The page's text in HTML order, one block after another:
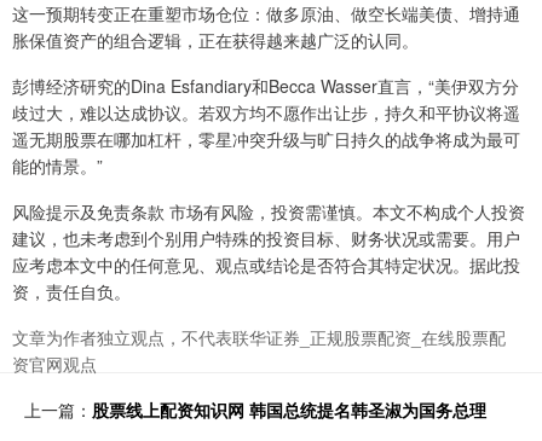
这一预期转变正在重塑市场仓位：做多原油、做空长端美债、增持通
胀保值资产的组合逻辑，正在获得越来越广泛的认同。
彭博经济研究的Dina Esfandiary和Becca Wasser直言，“美伊双方分
歧过大，难以达成协议。若双方均不愿作出让步，持久和平协议将遥
遥无期股票在哪加杠杆，零星冲突升级与旷日持久的战争将成为最可
能的情景。”
风险提示及免责条款 市场有风险，投资需谨慎。本文不构成个人投资
建议，也未考虑到个别用户特殊的投资目标、财务状况或需要。用户
应考虑本文中的任何意见、观点或结论是否符合其特定状况。据此投
资，责任自负。
文章为作者独立观点，不代表联华证券_正规股票配资_在线股票配
资官网观点
上一篇： 股票线上配资知识网 韩国总统提名韩圣淑为国务总理